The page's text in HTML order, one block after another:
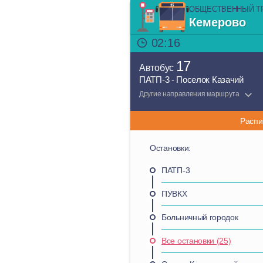
ОБЩЕСТВЕННЫЙ
Кемерово
02:16
Автобус 17
ПАТП-3 - Поселок Казачий
Другие направления маршрута
Остановки:
ПАТП-3
ПУВКХ
Больничный городок
Все остановки (25)